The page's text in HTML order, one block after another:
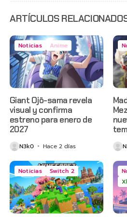
ARTÍCULOS
Noticias Anime
Giant Ojō-sama revela
visual y confirma
estreno para enero de
2027
N3k0 Hace 2 días
Noticias Switch 2